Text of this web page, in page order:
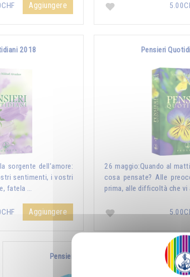
Aggiungere
2018
sorgente dell’amore:
sentimenti, i vostri
fatela …
Aggiungere
Pensieri
26 maggio:Quando al
cosa pensate? Alle
prima, alle difficoltà che vi
Pensieri Quotidiani 2021